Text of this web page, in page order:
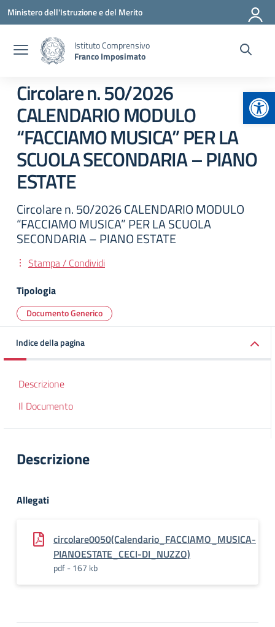
Vai ai contenuti
Vai al menu di navigazione
Vai al footer
Ministero dell'Istruzione e del Merito
Istituto Comprensivo
Franco Imposimato
Circolare n. 50/2026
CALENDARIO MODULO
“FACCIAMO MUSICA” PER LA
SCUOLA SECONDARIA – PIANO
ESTATE
Circolare n. 50/2026 CALENDARIO MODULO
“FACCIAMO MUSICA” PER LA SCUOLA
SECONDARIA – PIANO ESTATE
Stampa / Condividi
Tipologia
Documento Generico
Indice della pagina
Descrizione
Il Documento
Descrizione
Allegati
circolare0050(Calendario_FACCIAMO_MUSICA-
PIANOESTATE_CECI-DI_NUZZO)
pdf - 167 kb